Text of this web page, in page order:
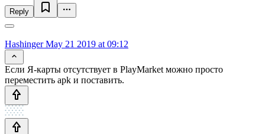
Reply
HashingerMay 21 2019 at 09:12
Если Я-карты отсутствует в PlayMarket можно просто
переместить apk и поставить.